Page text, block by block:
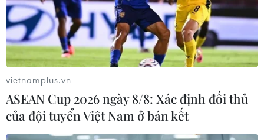
Khoảnh khắc ông Joe Biden tuyên
vietnamplus.vn
ASEAN Cup 2026 ngày 8/8: Xác định đối thủ
của đội tuyển Việt Nam ở bán kết